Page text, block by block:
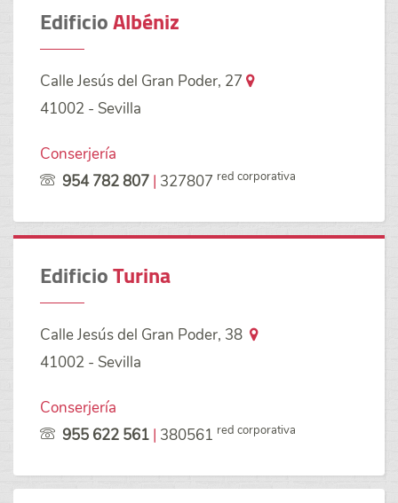
EdificioAlbéniz
Calle Jesús del Gran Poder, 27
41002 - Sevilla
Conserjería
954 782 807 | 327807 red corporativa
EdificioTurina
Calle Jesús del Gran Poder, 38
41002 - Sevilla
Conserjería
955 622 561 | 380561 red corporativa